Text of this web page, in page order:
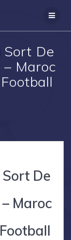
Sort De
– Maroc
De
Maroc